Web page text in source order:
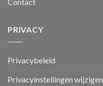
Contact
PRIVACY
Privacybeleid
Privacyinstellingen wijzigen